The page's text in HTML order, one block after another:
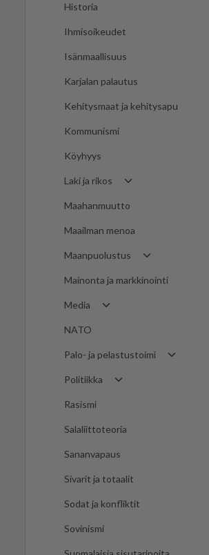
Historia
Ihmisoikeudet
Isänmaallisuus
Karjalan palautus
Kehitysmaat ja kehitysapu
Kommunismi
Köyhyys
Laki ja rikos
Maahanmuutto
Maailman menoa
Maanpuolustus
Mainonta ja markkinointi
Media
NATO
Palo- ja pelastustoimi
Politiikka
Rasismi
Salaliittoteoria
Sananvapaus
Sivarit ja totaalit
Sodat ja konfliktit
Sovinismi